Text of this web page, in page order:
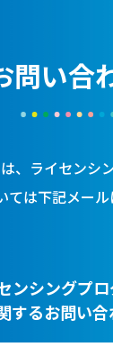
問い合
、ライセンシ
ては下記メー
ンシングプ
するお問い合